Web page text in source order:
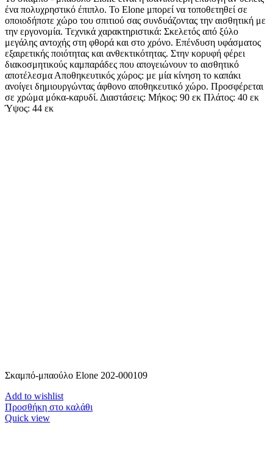
ένα πολυχρηστικό έπιπλο. Το Elone μπορεί να τοποθετηθεί σε
οποιοδήποτε χώρο του σπιτιού σας συνδυάζοντας την αισθητική με
την εργονομία. Τεχνικά χαρακτηριστικά: Σκελετός από ξύλο
μεγάλης αντοχής στη φθορά και στο χρόνο. Επένδυση υφάσματος
εξαιρετικής ποιότητας και ανθεκτικότητας. Στην κορυφή φέρει
διακοσμητικούς καμπαράδες που απογειώνουν το αισθητικό
αποτέλεσμα Αποθηκευτικός χώρος: με μία κίνηση το καπάκι
ανοίγει δημιουργώντας άφθονο αποθηκευτικό χώρο. Προσφέρεται
σε χρώμα μόκα-καρυδί. Διαστάσεις: Μήκος: 90 εκ Πλάτος: 40 εκ
Ύψος: 44 εκ
Σκαμπό-μπαούλο Elone 202-000109
Add to wishlist
Προσθήκη στο καλάθι
Quick view